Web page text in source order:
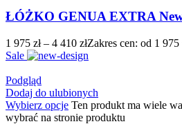
ŁÓŻKO GENUA EXTRA
1 975 zł – 4 410 złZakres cen: od 1 975
Sale
Podgląd
Dodaj do ulubionych
Wybierz opcje Ten produkt ma wiele
wybrać na stronie produktu